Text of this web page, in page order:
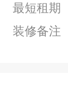
最短租期
装修备注